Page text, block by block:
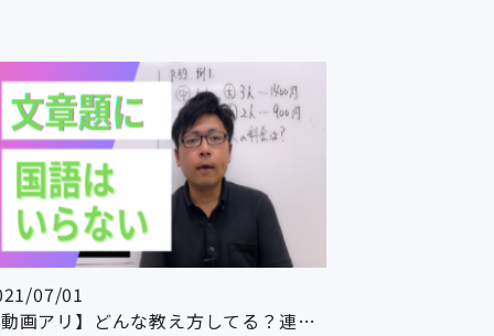
07/01
【動画アリ】どんな教え方してる？連立方程式の文章題 攻略してみた